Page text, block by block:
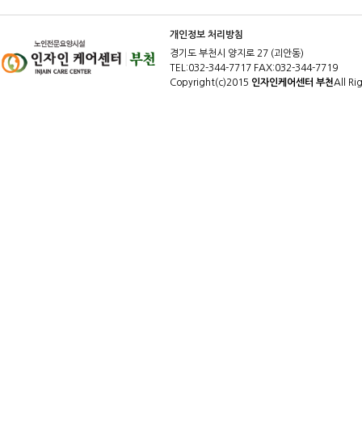
개인정보 처리방침
경기도 부천시 양지로 27 (괴안동)
TEL:032-344-7717 FAX:032-344-7719
Copyright(c)2015 인자인케어센터 부천All